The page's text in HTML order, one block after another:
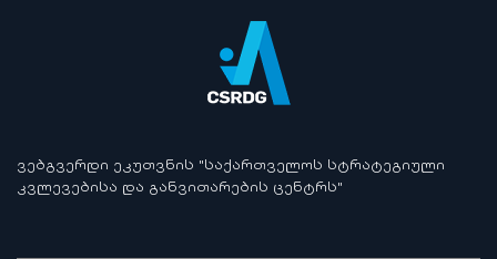
ᲕᲔᲑᲒᲕᲔᲠᲓᲘ ᲔᲙᲣᲗᲕᲜᲘᲡ "ᲡᲐᲥᲐᲠᲗᲕᲔᲚᲝᲡ ᲡᲢᲠᲐᲢᲔᲒᲘᲣᲚᲘ
ᲙᲕᲚᲔᲕᲔᲑᲘᲡᲐ ᲓᲐ ᲒᲐᲜᲕᲘᲗᲐᲠᲔᲑᲘᲡ ᲪᲔᲜᲢᲠᲡ"